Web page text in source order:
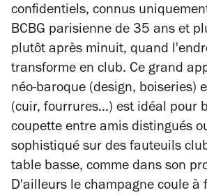
confidentiels, connus
BCBG parisienne de 35 ans et
plutôt après minuit, quand
transforme en club. Ce grand
néo-baroque (design, boiseries)
(cuir, fourrures...) est idéal pour
coupette entre amis distingués
sophistiqué sur des fauteuils
table basse, comme dans son
D'ailleurs le champagne coule à